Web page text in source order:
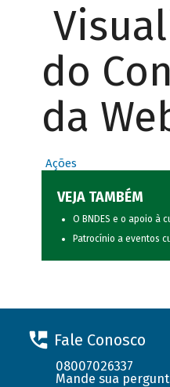
do
da
Ações
VEJA TAMBÉM
O BNDES e o apoio à
Patrocínio a eventos
Fale Conosco
08007026337
Mande sua